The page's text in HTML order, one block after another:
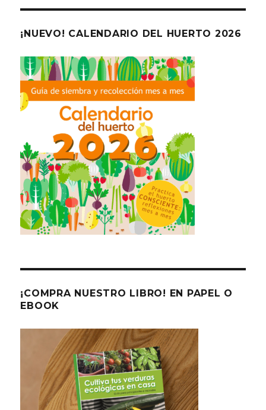
¡NUEVO! CALENDARIO DEL HUERTO 2026
¡COMPRA NUESTRO LIBRO! EN PAPEL O
EBOOK